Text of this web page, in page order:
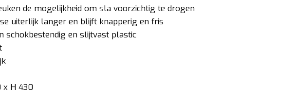
de mogelijkheid om sla voorzichtig te drogen
uiterlijk langer en blijft knapperig en fris
schokbestendig en slijtvast plastic
x H 430